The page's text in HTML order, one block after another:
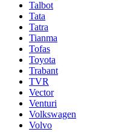
Talbot
Tata
Tatra
Tianma
Tofas
Toyota
Trabant
TVR
Vector
Venturi
Volkswagen
Volvo